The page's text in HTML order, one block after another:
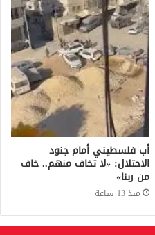
أب فلسطيني أمام جنود
الاحتلال: «لا تخاف منهم.. خاف
من ربنا»
منذ 13 ساعة